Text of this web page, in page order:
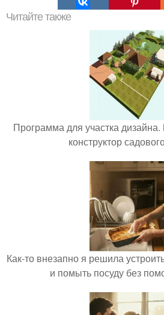
Читайте также
Программа для участка
конструктор
Как-то внезапно я решила
и помыть посуду без